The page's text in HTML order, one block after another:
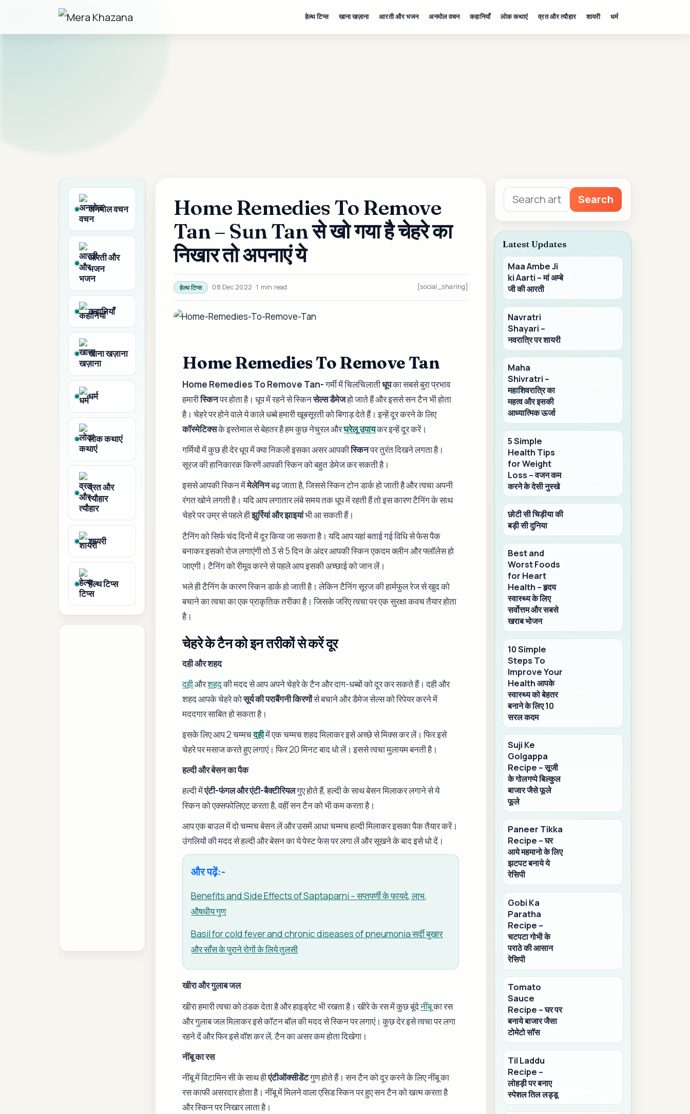
content
हेल्थ टिप्स खाना खज़ाना आरती और भजन अनमोल वचन कहानियाँ लोक कथाएं व्रत और त्यौहार शायरी धर्म
अनमोल वचन
आरती और
भजन
कहानियाँ
खाना खज़ाना
धर्म
लोक कथाएं
व्रत और
त्यौहार
शायरी
हेल्थ टिप्स
Home Remedies To Remove
Tan – Sun Tan से खो गया है चेहरे का
निखार तो अपनाएं ये
हेल्थ टिप्स 08 Dec 2022 1 min read [social_sharing]
Home Remedies To Remove Tan
Home Remedies To Remove Tan-गर्मी में चिलचिलातीधूपका सबसे बुरा प्रभाव
हमारीस्किनपर होता है। धूप में रहने से स्किनसेल्स डैमेजहो जाते हैं और इससे सन टैन भी होता
है। चेहरे पर होने वाले ये काले धब्बे हमारी खूबसूरती को बिगाड़ देते हैं। इन्हें दूर करने के लिए
कॉस्मेटिक्सके इस्तेमाल से बेहतर है हम कुछ नेचुरल औरघरेलू उपायकर इन्हें दूर करें।
गर्मियों में कुछ ही देर धूप में क्या निकलों इसका असर आपकीस्किनपर तुरंत दिखने लगता है।
सूरज की हानिकारक किरणें आपकी स्किन को बहुत डेमेज कर सकती है।
इससे आपकी स्किन मेंमेलेनिनबढ़ जाता है, जिससे स्किन टोन डार्क हो जाती है और त्वचा अपनी
रंगत खोने लगती है। यदि आप लगातार लंबे समय तक धूप में रहती हैं तो इस कारण टैनिंग के साथ
चेहरे पर उम्र से पहले हीझुर्रियां और झाइयांभी आ सकती हैं।
टैनिंग को सिर्फ चंद दिनों में दूर किया जा सकता है। यदि आप यहां बताई गई विधि से फेस पैक
बनाकर इसको रोज लगाएंगी तो 3 से 5 दिन के अंदर आपकी स्किन एकदम क्लीन और फ्लॉलेस हो
जाएगी। टैनिंग को रीमूव करने से पहले आप इसकी अच्छाई को जान लें।
भले ही टैनिंग के कारण स्किन डार्क हो जाती है। लेकिन टैनिंग सूरज की हार्मफुल रेज से खुद को
बचाने का त्वचा का एक प्राकृतिक तरीका है। जिसके जरिए त्वचा पर एक सुरक्षा कवच तैयार होता
है।
चेहरे के टैन को इन तरीकों से करें दूर
दही और शहद
दहीऔरशहदकी मदद से आप अपने चेहरे के टैन और दाग-धब्बों को दूर कर सकते हैं। दही और
शहद आपके चेहरे कोसूर्य की पराबैंगनी किरणोंसे बचाने और डैमेज सेल्स को रिपेयर करने में
मददगार साबित हो सकता है।
इसके लिए आप 2 चम्मचदहीमें एक चम्मच शहद मिलाकर इसे अच्छे से मिक्स कर लें। फिर इसे
चेहरे पर मसाज करते हुए लगाएं। फिर 20 मिनट बाद धो लें। इससे त्वचा मुलायम बनती है।
हल्दी और बेसन का पैक
हल्दी मेंएंटी-फंगल और एंटी-बैक्टीरियलगुए होते हैं, हल्दी के साथ बेसन मिलाकर लगाने से ये
स्किन को एक्सफोलिएट करता है, वहीं सन टैन को भी कम करता है।
आप एक बाउल में दो चम्मच बेसन लें और उसमें आधा चम्मच हल्दी मिलाकर इसका पैक तैयार करें।
उंगलियों की मदद से हल्दी और बेसन का ये पेस्ट फेस पर लगा लें और सूखने के बाद इसे धो दें।
और पढ़ें:-
Benefits and Side Effects of Saptaparni – सप्तपर्णी के फायदे, लाभ,
औषधीय गुण
Basil for cold fever and chronic diseases of pneumonia सर्दी बुखार
और साँस के पुराने रोगों के लिये तुलसी
खीरा और गुलाब जल
खीरा हमारी त्वचा को ठंडक देता है और हाइड्रेट भी रखता है। खीरे के रस में कुछ बूंदेनींबूका रस
और गुलाब जल मिलाकर इसे कॉटन बॉल की मदद से स्किन पर लगाएं। कुछ देर इसे त्वचा पर लगा
रहने दें और फिर इसे वॉश कर लें, टैन का असर कम होता दिखेगा।
नींबू का रस
नींबू में विटामिन सी के साथ हीएंटीऑक्सीडेंटगुण होते हैं। सन टैन को दूर करने के लिए नींबू का
रस काफी असरदार होता है। नींबू में मिलने वाला एसिड स्किन पर हुए सन टैन को खत्म करता है
और स्किन पर निखार लाता है।
Search
for:
Search
Latest Updates
Maa Ambe Ji
ki Aarti – मां अम्बे
जी की आरती
Navratri
Shayari –
नवरात्रि पर शायरी
Maha
Shivratri –
महाशिवरात्रि का
महत्व और इसकी
आध्यात्मिक ऊर्जा
5 Simple
Health Tips
for Weight
Loss – वजन कम
करने के देसी नुस्खे
छोटी सी चिड़ीया की
बड़ी सी दुनिया
Best and
Worst Foods
for Heart
Health – हृदय
स्वास्थ्य के लिए
सर्वोत्तम और सबसे
खराब भोजन
10 Simple
Steps To
Improve Your
Health आपके
स्वास्थ्य को बेहतर
बनाने के लिए 10
सरल कदम
Suji Ke
Golgappa
Recipe – सूजी
के गोलगप्पे बिल्कुल
बाजार जैसे फूले
फूले
Paneer Tikka
Recipe – घर
आये महमानो के लिए
झटपट बनाये ये
रेसिपी
Gobi Ka
Paratha
Recipe –
चटपटा गोभी के
पराठे की आसान
रेसिपी
Tomato
Sauce
Recipe – घर पर
बनाये बाजार जैसा
टोमेटो सॉस
Til Laddu
Recipe –
लोहड़ी पर बनाए
स्पेशल तिल लड्डू